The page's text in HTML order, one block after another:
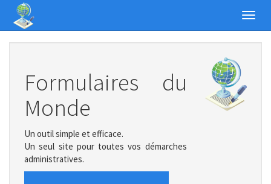
Formulaires du
Monde
Un outil simple et efficace.
Un seul site pour toutes vos démarches
administratives.